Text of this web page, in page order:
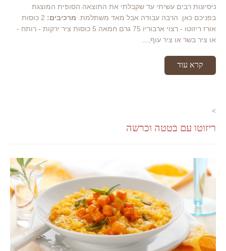
ניסיונות רבים עשיתי עד שקבלתי את התוצאה הסופית המוצגת
בפניכם כאן. הרבה עבודה אבל מאד משתלמת. מרכיבים:
2 כוסות
אורז ריזוטו - רצוי ארבוריו 75 גרם חמאה 5 כוסות ציר ירקות - רותח -
או ציר בשר או ציר עוף,...
קרא עוד
>
ריזוטו עם בטטה וכרשה